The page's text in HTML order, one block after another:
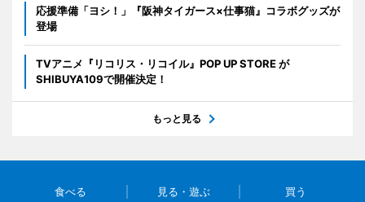
応援準備「ヨシ！」『阪神タイガース×仕事猫』コラボグッズが
登場
TVアニメ『リコリス・リコイル』POP UP STORE が
SHIBUYA109で開催決定！
もっと見る
食べる 見る・遊ぶ 買う